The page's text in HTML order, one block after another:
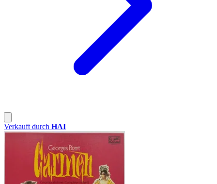
Verkauft durch HAI